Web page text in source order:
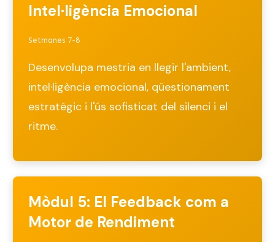
Intel·ligència Emocional
Setmanes 7-8
Desenvolupa mestria en llegir l'ambient,
intel·ligència emocional, qüestionament
estratègic i l'ús sofisticat del silenci i el
ritme.
Mòdul 5: El Feedback com a
Motor de Rendiment